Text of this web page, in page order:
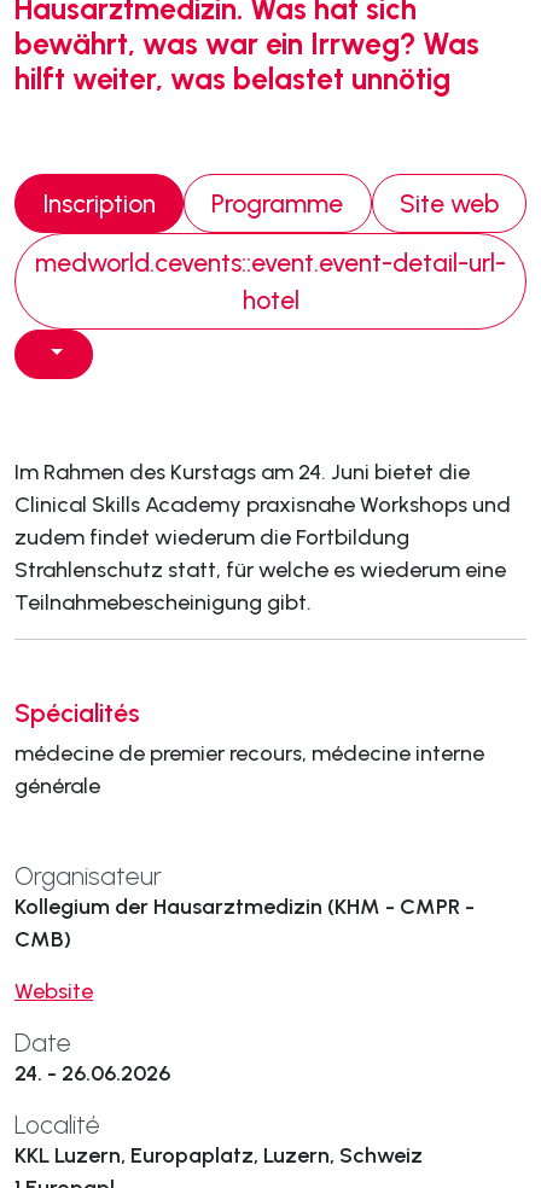
Hausarztmedizin. Was hat sich
bewährt, was war ein Irrweg? Was
hilft weiter, was belastet unnötig
Inscription Programme
Site web
medworld.cevents::event.event-detail-url-
hotel
Im Rahmen des Kurstags am 24. Juni bietet die
Clinical Skills Academy praxisnahe Workshops und
zudem findet wiederum die Fortbildung
Strahlenschutz statt, für welche es wiederum eine
Teilnahmebescheinigung gibt.
Spécialités
médecine de premier recours, médecine interne
générale
Organisateur
Kollegium der Hausarztmedizin (KHM - CMPR -
CMB)
Website
Date
24. - 26.06.2026
Localité
KKL Luzern, Europaplatz, Luzern, Schweiz